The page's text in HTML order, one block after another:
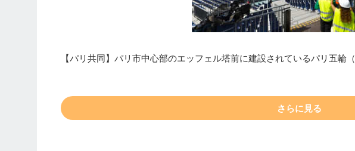
【パリ共同】パリ市中心部のエッフェル塔前に建設されているパリ五
さらに見る